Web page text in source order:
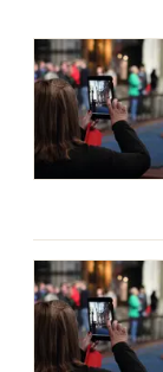
Grands
Activité &
Foires &
Spectacles
Concerts
Lille
Lyon
Marseille
Montpellier
Nantes
Nice
Aujourd'hui